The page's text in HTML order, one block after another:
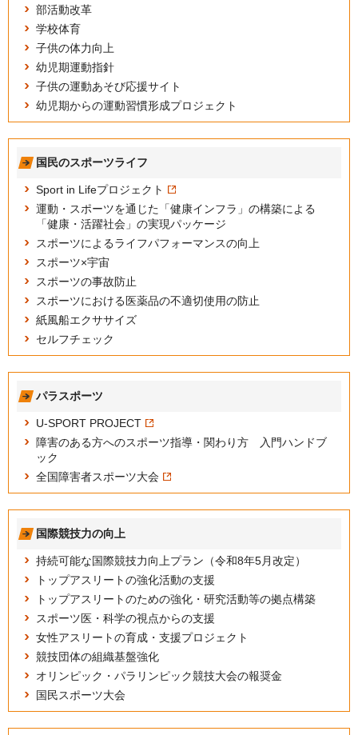
部活動改革
学校体育
子供の体力向上
幼児期運動指針
子供の運動あそび応援サイト
幼児期からの運動習慣形成プロジェクト
国民のスポーツライフ
Sport in Lifeプロジェクト
運動・スポーツを通じた「健康インフラ」の構築による
「健康・活躍社会」の実現パッケージ
スポーツによるライフパフォーマンスの向上
スポーツ×宇宙
スポーツの事故防止
スポーツにおける医薬品の不適切使用の防止
紙風船エクササイズ
セルフチェック
パラスポーツ
U-SPORT PROJECT
障害のある方へのスポーツ指導・関わり方 入門ハンドブ
ック
全国障害者スポーツ大会
国際競技力の向上
持続可能な国際競技力向上プラン（令和8年5月改定）
トップアスリートの強化活動の支援
トップアスリートのための強化・研究活動等の拠点構築
スポーツ医・科学の視点からの支援
女性アスリートの育成・支援プロジェクト
競技団体の組織基盤強化
オリンピック・パラリンピック競技大会の報奨金
国民スポーツ大会